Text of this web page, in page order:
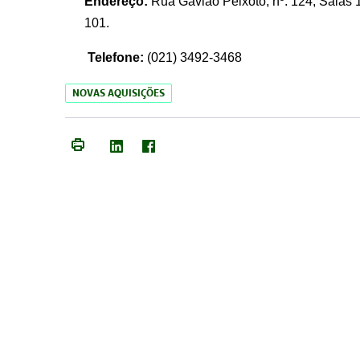
101.
Telefone: (021) 3492-3468
NOVAS AQUISIÇÕES